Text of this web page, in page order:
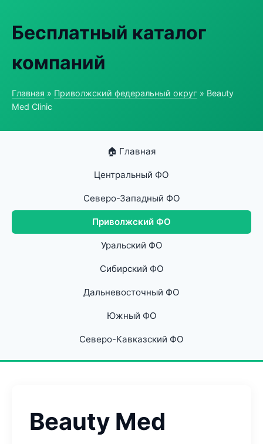
Бесплатный каталог
компаний
Главная » Приволжский федеральный округ » Beauty
Med Clinic
🏠 Главная
Центральный ФО
Северо-Западный ФО
Приволжский ФО
Уральский ФО
Сибирский ФО
Дальневосточный ФО
Южный ФО
Северо-Кавказский ФО
Beauty Med